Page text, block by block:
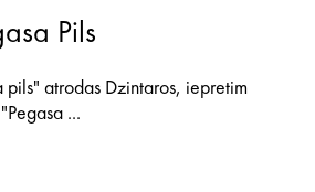
Pils
pils" atrodas Dzintaros, iepretim
...